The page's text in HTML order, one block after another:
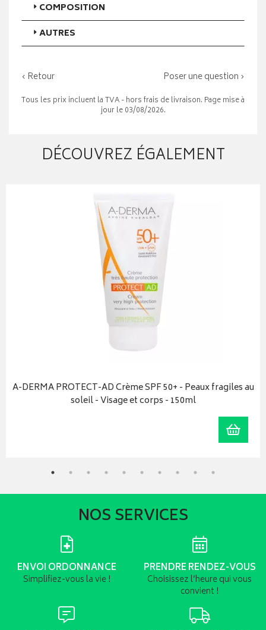
COMPOSITION
AUTRES
‹ Retour Poser une question ›
Tous les prix incluent la TVA - hors frais de livraison. Page mise à
jour le 03/08/2026.
DÉCOUVREZ ÉGALEMENT
A-DERMA PROTECT-AD Crème SPF 50+ - Peaux fragiles au
soleil - Visage et corps - 150ml
NOS SERVICES
ENVOI ORDONNANCE
Simplifiez-vous la vie !
PRENDRE RENDEZ-VOUS
Choisissez l’heure qui vous
convient !